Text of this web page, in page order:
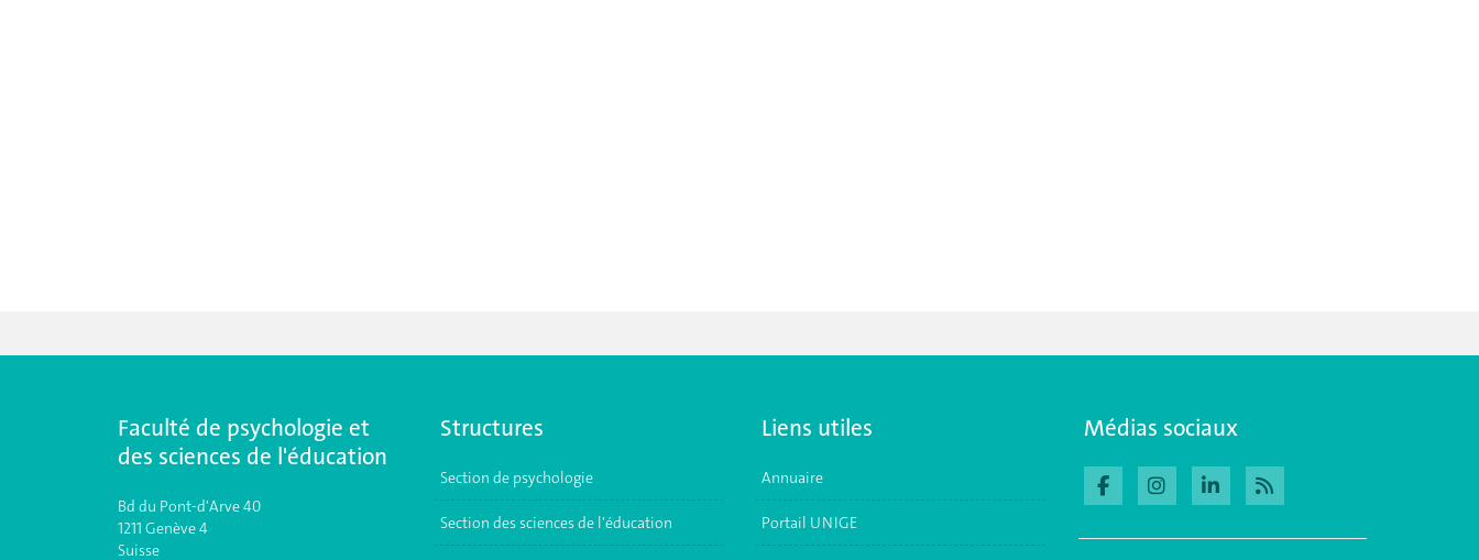
Faculté de psychologie et
des sciences de l'éducation
Bd du Pont-d'Arve 40
1211 Genève 4
Suisse
Structures
Section de psychologie
Section des sciences de l'éducation
Liens utiles
Annuaire
Portail UNIGE
Médias sociaux